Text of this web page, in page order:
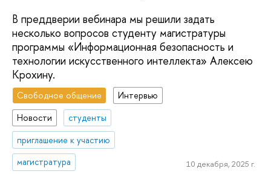
В преддверии вебинара мы решили задать
несколько вопросов студенту магистратуры
программы «Информационная безопасность и
технологии искусственного интеллекта» Алексею
Крохину.
Свободное общение
Интервью
Новости
студенты
приглашение к участию
магистратура
10 декабря, 2025 г.